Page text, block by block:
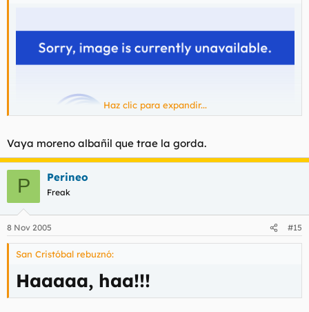
Haz clic para expandir...
Vaya moreno albañil que trae la gorda.
P Perineo
Freak
8 Nov 2005 #15
San Cristóbal rebuznó:
Haaaaa, haa!!!